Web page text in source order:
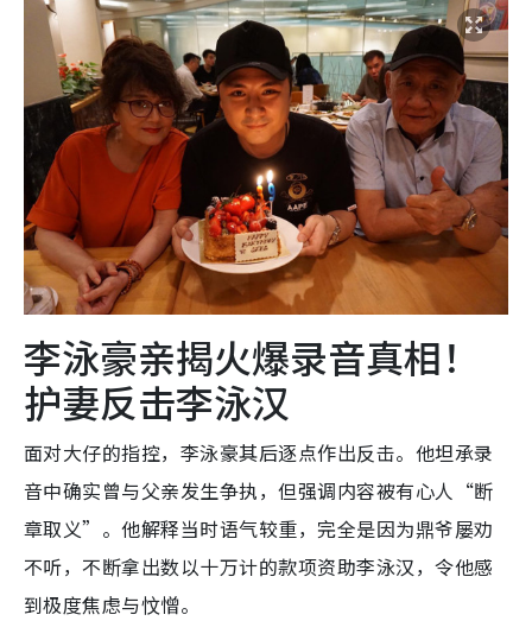
李泳豪亲揭火爆录音真相！
护妻反击李泳汉
面对大仔的指控，李泳豪其后逐点作出反击。他坦承录
音中确实曾与父亲发生争执，但强调内容被有心人“断
章取义”。他解释当时语气较重，完全是因为鼎爷屡劝
不听，不断拿出数以十万计的款项资助李泳汉，令他感
到极度焦虑与忟憎。